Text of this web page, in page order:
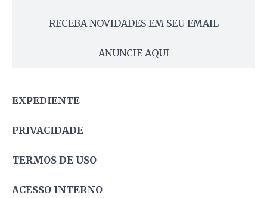
RECEBA NOVIDADES EM SEU EMAIL
ANUNCIE AQUI
EXPEDIENTE
PRIVACIDADE
TERMOS DE USO
ACESSO INTERNO